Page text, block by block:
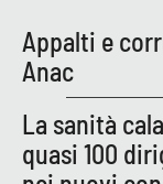
Appalti e
Anac
La sanità
quasi 100